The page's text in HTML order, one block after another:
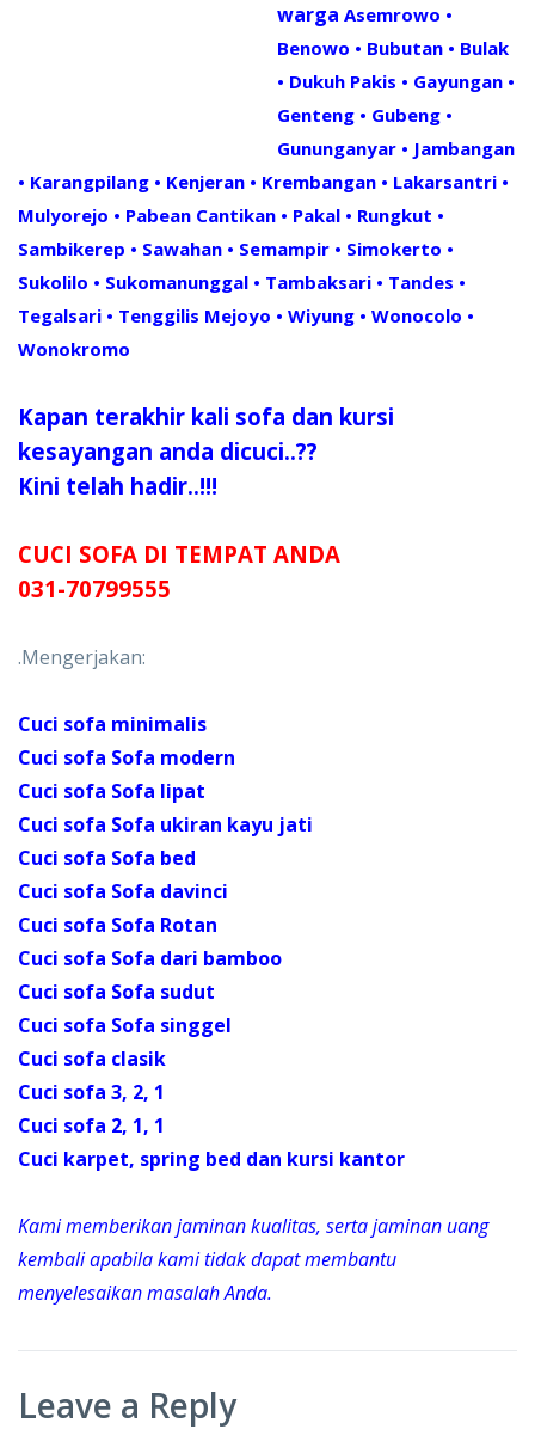
warga Asemrowo •
Benowo • Bubutan • Bulak
• Dukuh Pakis • Gayungan •
Genteng • Gubeng •
Gununganyar • Jambangan
• Karangpilang • Kenjeran • Krembangan • Lakarsantri •
Mulyorejo • Pabean Cantikan • Pakal • Rungkut •
Sambikerep • Sawahan • Semampir • Simokerto •
Sukolilo • Sukomanunggal • Tambaksari • Tandes •
Tegalsari • Tenggilis Mejoyo • Wiyung • Wonocolo •
Wonokromo
Kapan terakhir kali sofa dan kursi
kesayangan anda dicuci..??
Kini telah hadir..!!!
CUCI SOFA DI TEMPAT ANDA
031-70799555
.Mengerjakan:
Cuci sofa minimalis
Cuci sofa Sofa modern
Cuci sofa Sofa lipat
Cuci sofa Sofa ukiran kayu jati
Cuci sofa Sofa bed
Cuci sofa Sofa davinci
Cuci sofa Sofa Rotan
Cuci sofa Sofa dari bamboo
Cuci sofa Sofa sudut
Cuci sofa Sofa singgel
Cuci sofa clasik
Cuci sofa 3, 2, 1
Cuci sofa 2, 1, 1
Cuci karpet, spring bed dan kursi kantor
Kami memberikan jaminan kualitas, serta jaminan uang
kembali apabila kami tidak dapat membantu
menyelesaikan masalah Anda.
Leave a Reply